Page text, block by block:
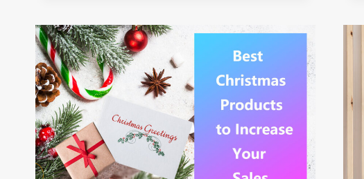
ッ
ケ
ー
ジ
グ:
オ
ン